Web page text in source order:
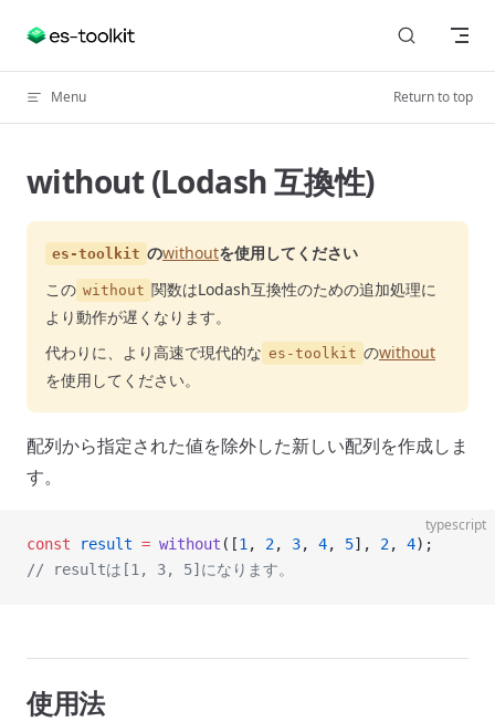
Skip to content
Menu Return to top
without (Lodash 互換性)
es-toolkit のwithoutを使用してください
この without 関数はLodash互換性のための追加処理に
より動作が遅くなります。
代わりに、より高速で現代的な es-toolkit のwithout
を使用してください。
配列から指定された値を除外した新しい配列を作成しま
す。
typescript
const result = without ([1 , 2, 3, 4, 5], 2, 4);
// resultは[1, 3, 5]になります。
使用法